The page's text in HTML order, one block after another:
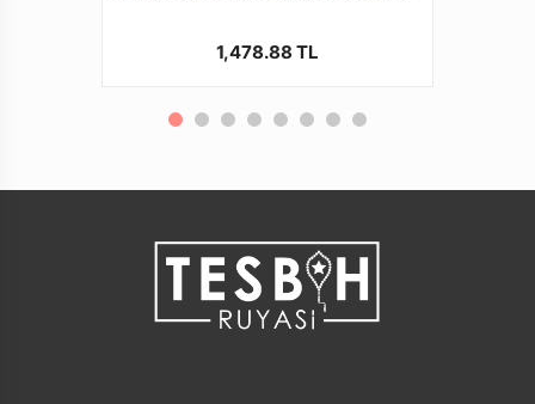
1,478.88 TL